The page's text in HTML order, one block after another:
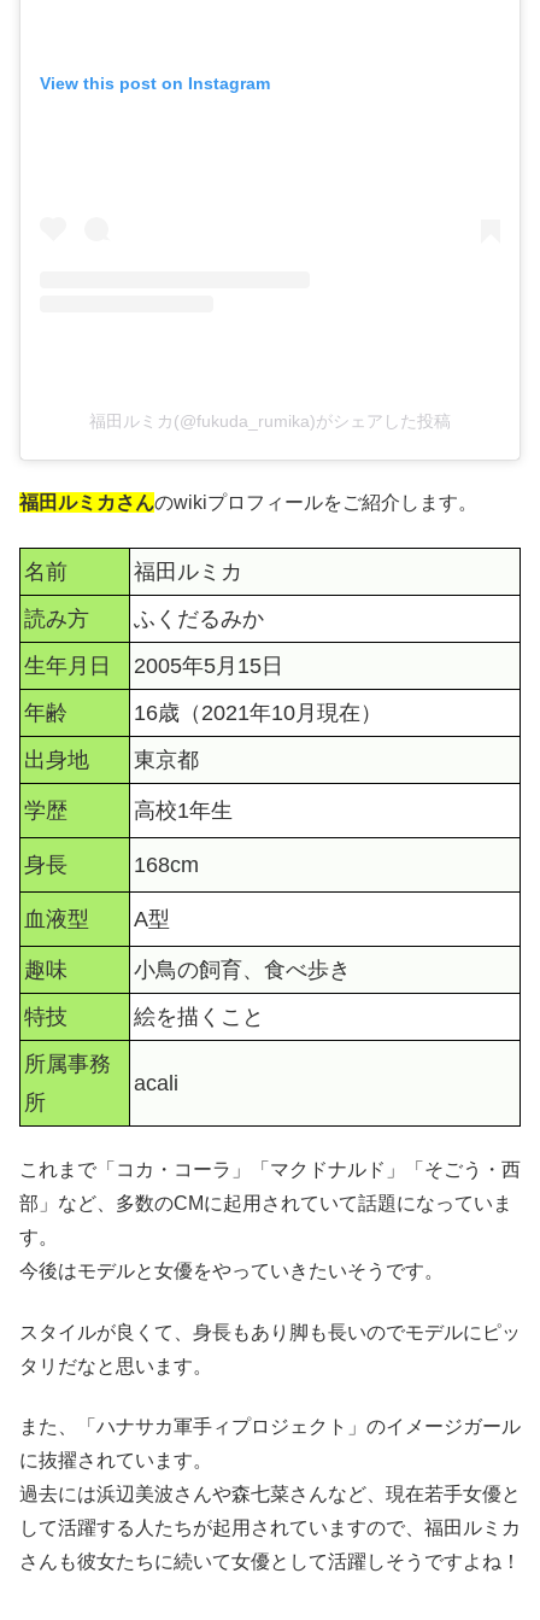
View this post on Instagram
福田ルミカ(@fukuda_rumika)がシェアした投稿
福田ルミカさんのwikiプロフィールをご紹介します。
名前
福田ルミカ
読み方
ふくだるみか
生年月日
2005年5月15日
年齢
16歳（2021年10月現在）
出身地
東京都
学歴 高校1年生
身長 168cm
血液型 A型
趣味
小鳥の飼育、食べ歩き
特技
絵を描くこと
所属事務
所
acali
これまで「コカ・コーラ」「マクドナルド」「そごう・西
部」など、多数のCMに起用されていて話題になっていま
す。
今後はモデルと女優をやっていきたいそうです。
スタイルが良くて、身長もあり脚も長いのでモデルにピッ
タリだなと思います。
また、「ハナサカ軍手ィプロジェクト」のイメージガール
に抜擢されています。
過去には浜辺美波さんや森七菜さんなど、現在若手女優と
して活躍する人たちが起用されていますので、福田ルミカ
さんも彼女たちに続いて女優として活躍しそうですよね！